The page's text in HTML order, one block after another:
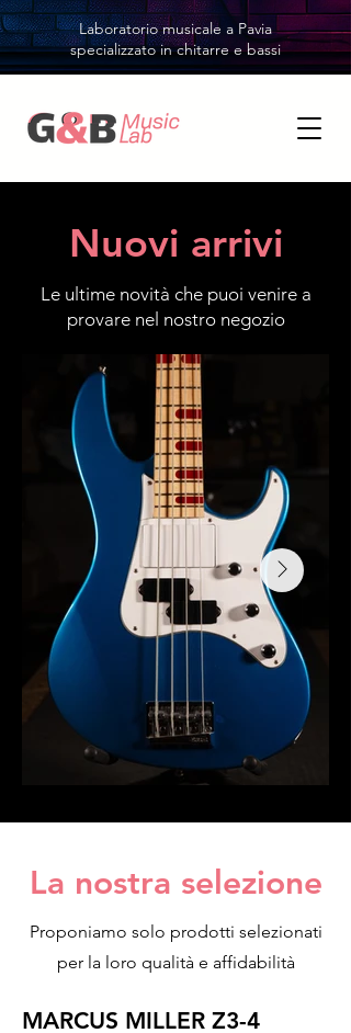
Laboratorio musicale a Pavia
specializzato in chitarre e bassi
Nuovi arrivi
Le ultime novità che puoi venire a
provare nel nostro negozio
La nostra selezione
Proponiamo solo prodotti selezionati
per la loro qualità e affidabilità
MARCUS MILLER Z3-4